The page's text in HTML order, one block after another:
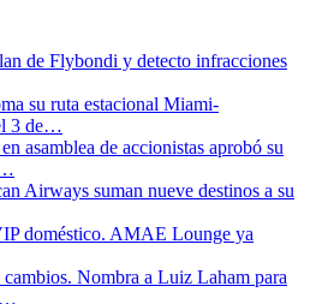
de Flybondi y detecto infracciones
su ruta estacional Miami-
3 de…
asamblea de accionistas aprobó su
Airways suman nueve destinos a su
doméstico. AMAE Lounge ya
Nombra a Luiz Laham para